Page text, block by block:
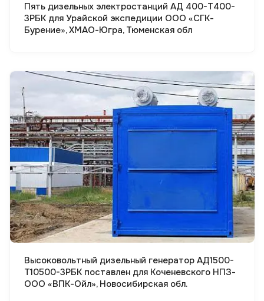
Пять дизельных электростанций АД 400-Т400-
3РБК для Урайской экспедиции ООО «СГК-
Бурение», ХМАО-Югра, Тюменская обл
Смотреть проект
Высоковольтный дизельный генератор АД1500-
Т10500-3РБК поставлен для Коченевского НПЗ-
ООО «ВПК-Ойл», Новосибирская обл.